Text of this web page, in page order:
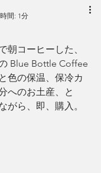
間: 1分
朝コーヒーした、
Blue Bottle Coffee
色の保温、保冷カ
へのお土産、と
がら、即、購入。